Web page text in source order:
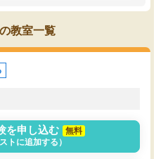
使用しな
す！
教室一覧
を申し込む
無料
ストに追加する）